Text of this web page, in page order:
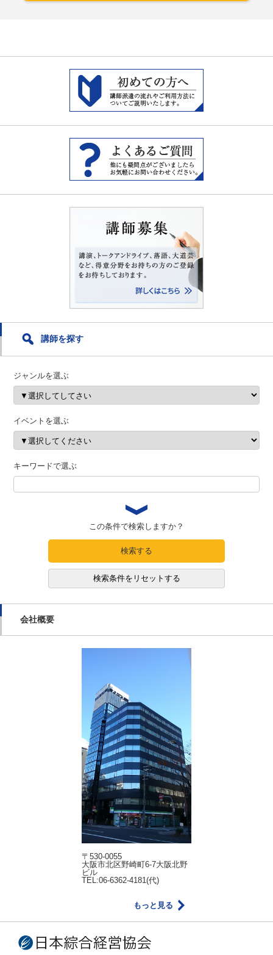
講師を探す
ジャンルを選ぶ
イベントを選ぶ
キーワードで選ぶ
この条件で検索しますか？
検索する
検索条件をリセットする
会社概要
〒530-0055
大阪市北区野崎町6-7大阪北野
ビル
TEL:06-6362-4181(代)
もっと見る